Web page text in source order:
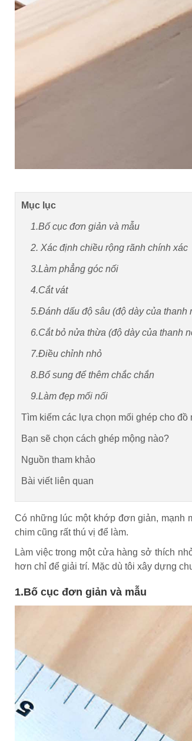
Mục lục
1.Bố cục đơn giản và mẫu
2. Xác định chiều rộng rãnh chính xác
3.Làm phẳng góc nối
4.Cắt vát
5.Đánh dấu độ sâu (độ dày của thanh
6.Cắt bỏ nửa thừa (độ dày của thanh
7.Điều chỉnh nhỏ
8.Bổ sung để thêm chắc chắn
9.Làm đẹp mối nối
Tìm kiếm các lựa chọn mối ghép cho đồ
Bạn sẽ chọn cách ghép mộng nào?
Nguồn tham khảo
Bài viết liên quan
Có những lúc một khớp đơn giản, mạnh
chim cũng rất thú vị để làm.
Làm việc trong một cửa hàng sở thích
hơn chỉ để giải trí. Mặc dù tôi xây dựng
1.Bố cục đơn giản và mẫu